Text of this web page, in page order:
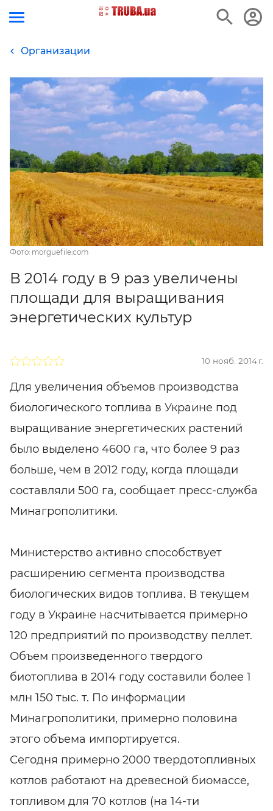
Организации
Фото: morguefile.com
В 2014 году в 9 раз увеличены
площади для выращивания
энергетических культур
10 нояб. 2014 г.
Для увеличения объемов производства
биологического топлива в Украине под
выращивание энергетических растений
было выделено 4600 га, что более 9 раз
больше, чем в 2012 году, когда площади
составляли 500 га, сообщает пресс-служба
Минагрополитики.
Министерство активно способствует
расширению сегмента производства
биологических видов топлива. В текущем
году в Украине насчитывается примерно
120 предприятий по производству пеллет.
Объем произведенного твердого
биотоплива в 2014 году составили более 1
млн 150 тыс. т. По информации
Минагрополитики, примерно половина
этого объема импортируется.
Сегодня примерно 2000 твердотопливных
котлов работают на древесной биомассе,
топливом для 70 котлов (на 14-ти